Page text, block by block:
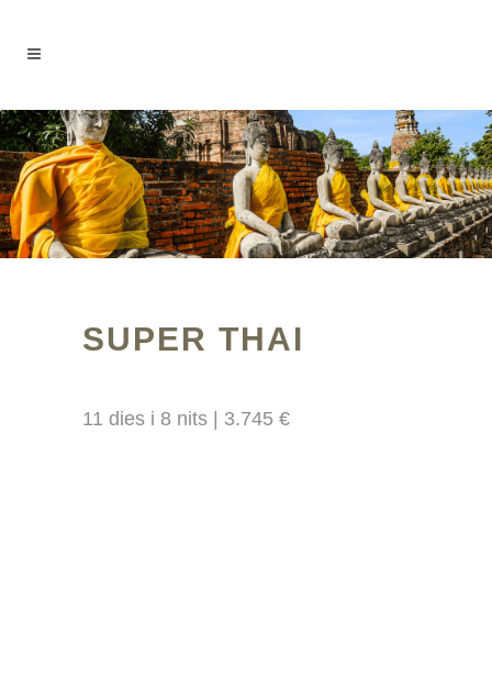
SUPER THAI
11 dies i 8 nits | 3.745 €